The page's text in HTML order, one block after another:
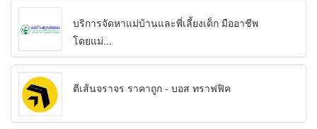
บริการจัดหาแม่บ้านและพี่เลี้ยงเด็ก มืออาชีพ
โดยแม่...
ตีเส้นจราจร ราคาถูก - บอส ทราฟฟิค